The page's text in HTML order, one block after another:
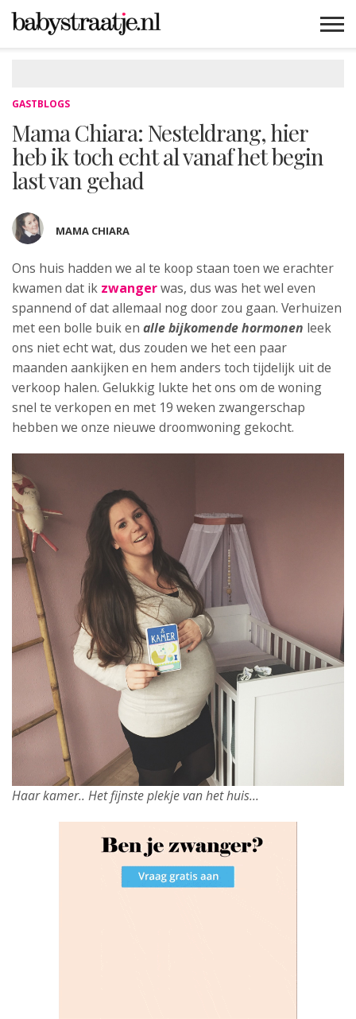
GASTBLOGS
Mama Chiara: Nesteldrang, hier
heb ik toch echt al vanaf het begin
last van gehad
MAMA CHIARA
Ons huis hadden we al te koop staan toen we erachter
kwamen dat ik zwangerwas, dus was het wel even
spannend of dat allemaal nog door zou gaan. Verhuizen
met een bolle buik en alle bijkomende hormonen leek
ons niet echt wat, dus zouden we het een paar
maanden aankijken en hem anders toch tijdelijk uit de
verkoop halen. Gelukkig lukte het ons om de woning
snel te verkopen en met 19 weken zwangerschap
hebben we onze nieuwe droomwoning gekocht.
Haar kamer.. Het fijnste plekje van het huis…